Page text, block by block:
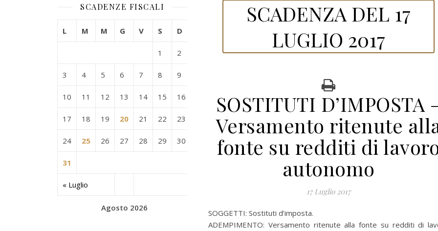
SCADENZE FISCALI
Agosto 2026
L M M G V S D
« Luglio
1 2
3 4 5 6 7 8 9
10 11 12 13 14 15 16
17 18 19 20 21 22 23
24 25 26 27 28 29 30
31
SCADENZA DEL 17
LUGLIO 2017
SOSTITUTI D’IMPOSTA
Versamento ritenute
fonte su redditi di
autonomo
17 Luglio 2017
SOGGETTI: Sostituti d’imposta.
ADEMPIMENTO: Versamento ritenute alla fonte su redditi di